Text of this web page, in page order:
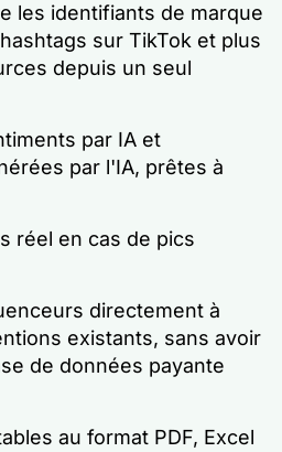
les identifiants de marque
sur TikTok et plus
depuis un seul
par IA et
par l'IA, prêtes à
réel en cas de pics
directement à
existants, sans avoir
de données payante
au format PDF, Excel